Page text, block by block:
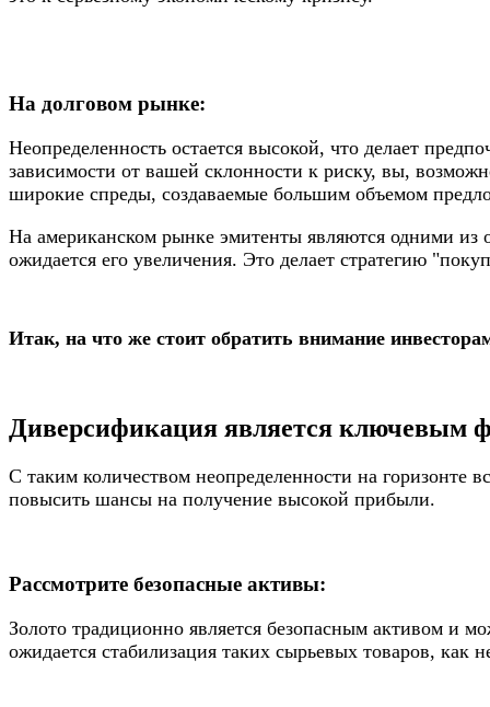
На долговом рынке:
Неопределенность остается высокой, что делает
зависимости от вашей склонности к риску, вы,
широкие спреды, создаваемые большим объемом
На американском рынке эмитенты являются одними
ожидается его увеличения. Это делает стратегию
Итак, на что же стоит обратить внимание
Диверсификация является ключевым
С таким количеством неопределенности на горизонте
повысить шансы на получение высокой прибыли.
Рассмотрите безопасные активы:
Золото традиционно является безопасным активом и
ожидается стабилизация таких сырьевых товаров,